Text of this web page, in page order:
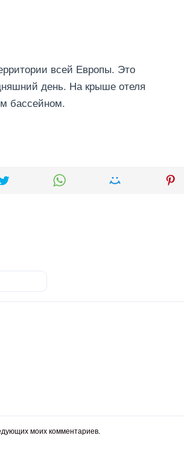
всей Европы. Это
день. На крыше отеля
бассейном.
моих комментариев.